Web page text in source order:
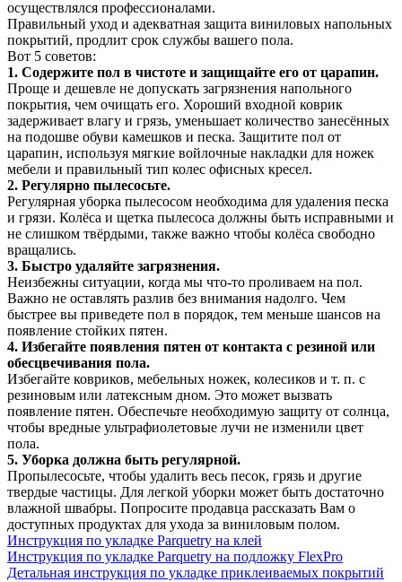
осуществлялся профессионалами.
Правильный уход и адекватная защита виниловых напольных
покрытий, продлит срок службы вашего пола.
Вот 5 советов:
1. Содержите пол в чистоте и защищайте его от царапин.
Проще и дешевле не допускать загрязнения напольного
покрытия, чем очищать его. Хороший входной коврик
задерживает влагу и грязь, уменьшает количество занесённых
на подошве обуви камешков и песка. Защитите пол от
царапин, используя мягкие войлочные накладки для ножек
мебели и правильный тип колес офисных кресел.
2. Регулярно пылесосьте.
Регулярная уборка пылесосом необходима для удаления песка
и грязи. Колёса и щетка пылесоса должны быть исправными и
не слишком твёрдыми, также важно чтобы колёса свободно
вращались.
3. Быстро удаляйте загрязнения.
Неизбежны ситуации, когда мы что-то проливаем на пол.
Важно не оставлять разлив без внимания надолго. Чем
быстрее вы приведете пол в порядок, тем меньше шансов на
появление стойких пятен.
4. Избегайте появления пятен от контакта с резиной или
обесцвечивания пола.
Избегайте ковриков, мебельных ножек, колесиков и т. п. с
резиновым или латексным дном. Это может вызвать
появление пятен. Обеспечьте необходимую защиту от солнца,
чтобы вредные ультрафиолетовые лучи не изменили цвет
пола.
5. Уборка должна быть регулярной.
Пропылесосьте, чтобы удалить весь песок, грязь и другие
твердые частицы. Для легкой уборки может быть достаточно
влажной швабры. Попросите продавца рассказать Вам о
доступных продуктах для ухода за виниловым полом.
Инструкция по укладке Parquetry на клей
Инструкция по укладке Parquetry на подложку FlexPro
Детальная инструкция по укладке приклеиваемых покрытий